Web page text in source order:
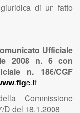
di un fatto
Ufficiale
2008 n. 6 con
n. 186/CGF
t
Commissione
D del 18.1.2008